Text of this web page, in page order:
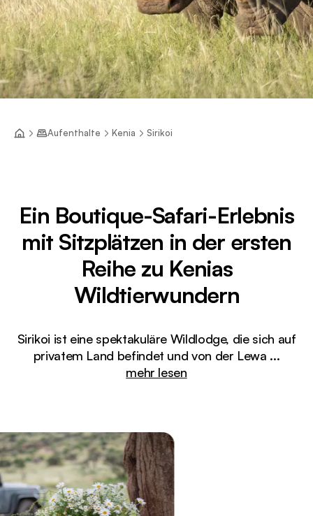
Aufenthalte Kenia Sirikoi
Ein Boutique-Safari-Erlebnis
mit Sitzplätzen in der ersten
Reihe zu Kenias
Wildtierwundern
Sirikoi ist eine spektakuläre Wildlodge, die sich auf
privatem Land befindet und von der Lewa ...
mehr lesen